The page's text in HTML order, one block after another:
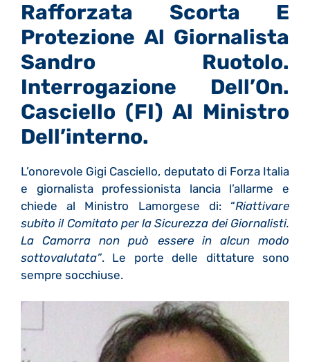
Rafforzata Scorta E
Protezione Al Giornalista
Sandro Ruotolo.
Interrogazione Dell’On.
Casciello (FI) Al Ministro
Dell’interno.
L’onorevole Gigi Casciello, deputato di Forza Italia
e giornalista professionista lancia l’allarme e
chiede al Ministro Lamorgese di: “Riattivare
subito il Comitato per la Sicurezza dei Giornalisti.
La Camorra non può essere in alcun modo
sottovalutata”. Le porte delle dittature sono
sempre socchiuse.